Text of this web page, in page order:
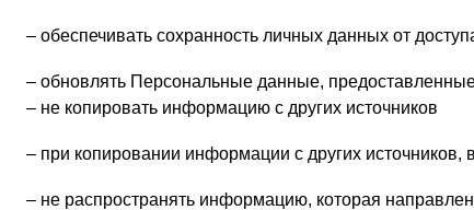
– обеспечивать сохранность личных данных от
– обновлять Персональные данные,
– не копировать информацию с других источников
– при копировании информации с других
– не распространять информацию, которая